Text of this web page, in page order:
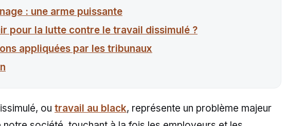
: une arme puissante
pour la lutte contre le travail dissimulé ?
appliquées par les tribunaux
ou travail au black, représente un problème majeur